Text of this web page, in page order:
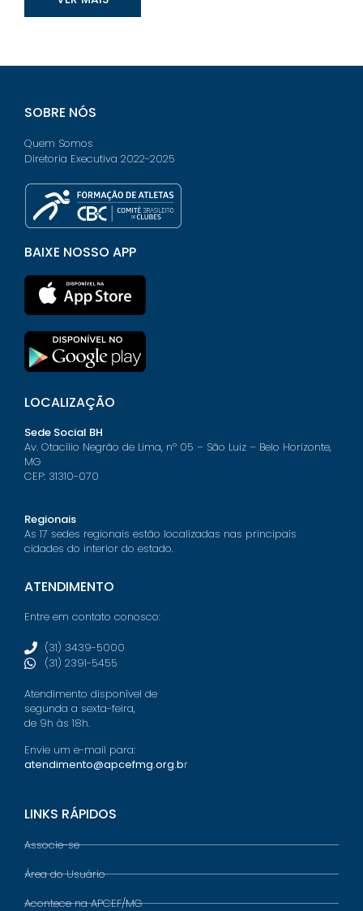
SOBRE NÓS
Quem Somos
Diretoria Executiva 2022-2025
BAIXE NOSSO APP
LOCALIZAÇÃO
Sede Social BH
Av. Otacílio Negrão de Lima, nº 05 – São Luiz – Belo Horizonte,
MG
CEP: 31310-070
Regionais
As 17 sedes regionais estão localizadas nas principais
cidades do interior do estado.
ATENDIMENTO
Entre em contato conosco:
(31) 3439-5000
(31) 2391-5455
Atendimento disponível de
segunda a sexta-feira,
de 9h às 18h.
Envie um e-mail para:
atendimento@apcefmg.org.br
LINKS RÁPIDOS
Associe-se
Área do Usuário
Acontece na APCEF/MG